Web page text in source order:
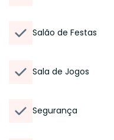
Salão de Festas
Sala de Jogos
Segurança